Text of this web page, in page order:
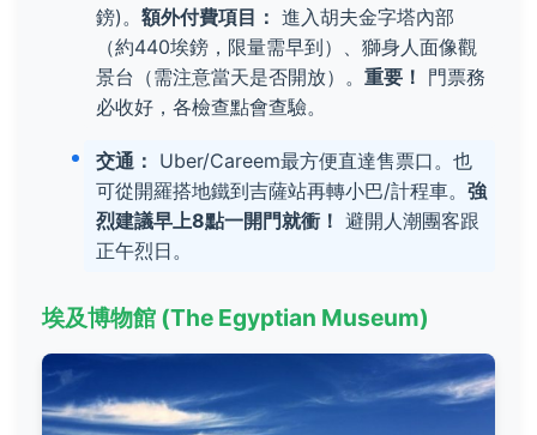
鎊)。 額外付費項目： 進入胡夫金字塔內部
（約440埃鎊，限量需早到）、獅身人面像觀
景台（需注意當天是否開放）。 重要！ 門票務
必收好，各檢查點會查驗。
交通： Uber/Careem最方便直達售票口。也
可從開羅搭地鐵到吉薩站再轉小巴/計程車。 強
烈建議早上8點一開門就衝！ 避開人潮團客跟
正午烈日。
埃及博物館 (The Egyptian Museum)